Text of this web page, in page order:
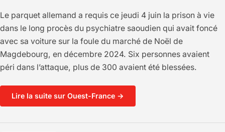
Le parquet allemand a requis ce jeudi 4 juin la prison à vie
dans le long procès du psychiatre saoudien qui avait foncé
avec sa voiture sur la foule du marché de Noël de
Magdebourg, en décembre 2024. Six personnes avaient
péri dans l’attaque, plus de 300 avaient été blessées.
Lire la suite sur Ouest-France →